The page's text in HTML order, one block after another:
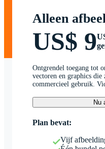
Alleen
US$ 9
Ontgrendel toegang tot
vectoren en graphics
commercieel gebruik.
Nu
Plan bevat:
Vijf